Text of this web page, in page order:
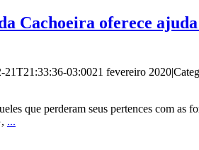
Cachoeira oferece ajuda
21T21:33:36-03:0021 fevereiro 2020|
que perderam seus pertences com as
...